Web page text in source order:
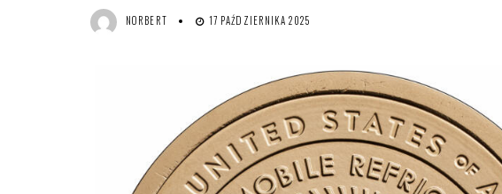
NORBERT 17 PAŹDZIERNIKA 2025